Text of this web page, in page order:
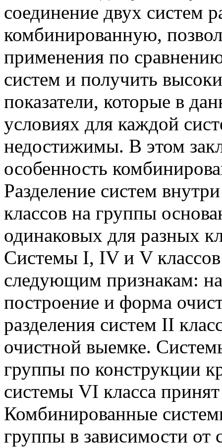
соединение двух систем
комбинированную,
применения по
систем и получить
показатели, которые в
условиях для каждой
недостижимы. В этом
особенность
Разделение систем
классов на группы
одинаковых для разных
Системы I, IV и V
следующим признакам:
построение и форма
разделения систем II
очистной выемке.
группы по конструкции
системы VI класса
Комбинированные
группы в зависимости от